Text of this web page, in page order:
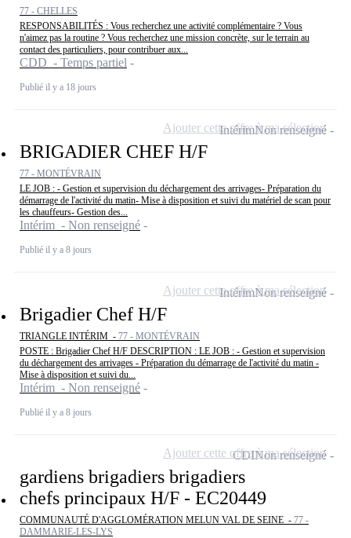
77 - CHELLES
RESPONSABILITÉS : Vous recherchez une activité complémentaire ? Vous
n'aimez pas la routine ? Vous recherchez une mission concrète, sur le terrain au
contact des particuliers, pour contribuer aux...
CDD - Temps partiel
Publié il y a 18 jours
BRIGADIER CHEF H/F
77 - MONTÉVRAIN
LE JOB : - Gestion et supervision du déchargement des arrivages- Préparation du
démarrage de l'activité du matin- Mise à disposition et suivi du matériel de scan pour
les chauffeurs- Gestion des...
Intérim - Non renseigné
Publié il y a 8 jours
IntérimNon renseigné
Ajouter cette offre à ma sélection
Brigadier Chef H/F
TRIANGLE INTÉRIM - 77 - MONTÉVRAIN
POSTE : Brigadier Chef H/F DESCRIPTION : LE JOB : - Gestion et supervision
du déchargement des arrivages - Préparation du démarrage de l'activité du matin -
Mise à disposition et suivi du...
Intérim - Non renseigné
Publié il y a 8 jours
IntérimNon renseigné
Ajouter cette offre à ma sélection
gardiens brigadiers brigadiers
chefs principaux H/F - EC20449
COMMUNAUTÉ D'AGGLOMÉRATION MELUN VAL DE SEINE - 77 -
DAMMARIE-LES-LYS
CDINon renseigné
Ajouter cette offre à ma sélection